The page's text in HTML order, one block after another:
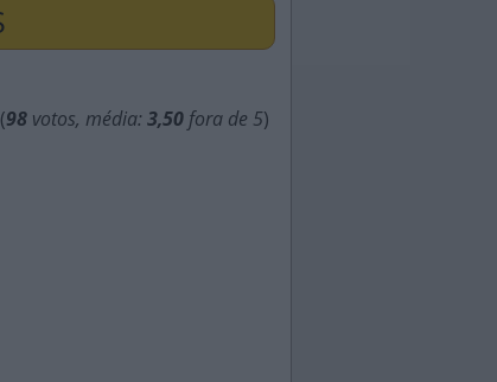
(98 votos, média: 3,50 fora de 5)